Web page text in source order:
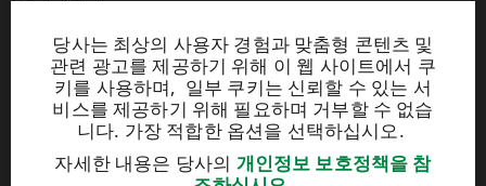
당사는 최상의 사용자 경험과 맞춤형 콘텐츠 및
관련 광고를 제공하기 위해 이 웹 사이트에서 쿠
키를 사용하며, 일부 쿠키는 신뢰할 수 있는 서
비스를 제공하기 위해 필요하며 거부할 수 없습
니다. 가장 적합한 옵션을 선택하십시오.
자세한 내용은 당사의 개인정보 보호정책을 참
웹사이트
UPM Raflatac Graphics Solutions
UPM Raflatac Office Products
UPM Raflatac Industrial Removables